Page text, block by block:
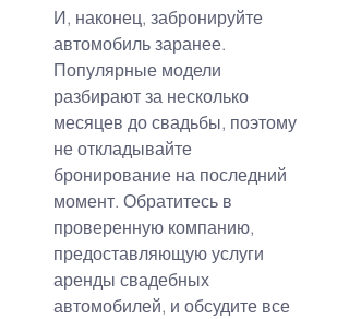
И, наконец, забронируйте
автомобиль заранее.
Популярные модели
разбирают за несколько
месяцев до свадьбы, поэтому
не откладывайте
бронирование на последний
момент. Обратитесь в
проверенную компанию,
предоставляющую услуги
аренды свадебных
автомобилей, и обсудите все